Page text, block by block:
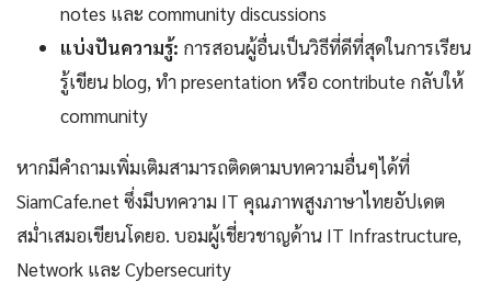
notes และ community discussions
แบ่งปันความรู้: การสอนผู้อื่นเป็นวิธีที่ดีที่สุดในการเรียน
รู้เขียน blog, ทำ presentation หรือ contribute กลับให้
community
หากมีคำถามเพิ่มเติมสามารถติดตามบทความอื่นๆได้ที่
SiamCafe.net ซึ่งมีบทความ IT คุณภาพสูงภาษาไทยอัปเดต
สม่ำเสมอเขียนโดยอ. บอมผู้เชี่ยวชาญด้าน IT Infrastructure,
Network และ Cybersecurity